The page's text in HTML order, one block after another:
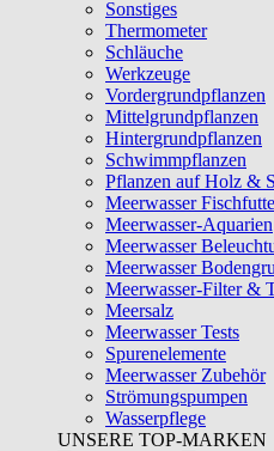
Sonstiges
Thermometer
Schläuche
Werkzeuge
Vordergrundpflanzen
Mittelgrundpflanzen
Hintergrundpflanzen
Schwimmpflanzen
Pflanzen auf Holz &
Meerwasser
Meerwasser-Aquarien
Meerwasser
Meerwasser
Meerwasser-Filter &
Meersalz
Meerwasser Tests
Spurenelemente
Meerwasser Zubehör
Strömungspumpen
Wasserpflege
UNSERE TOP-MARKEN